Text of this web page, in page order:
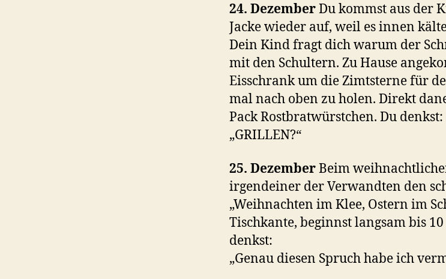
24. DezemberDu kommst aus der
Jacke wieder auf, weil es innen
Dein Kind fragt dich warum der
mit den Schultern. Zu Hause
Eisschrank um die Zimtsterne für
mal nach oben zu holen. Direkt
Pack Rostbratwürstchen. Du denkst:
„GRILLEN?“
25. DezemberBeim
irgendeiner der Verwandten den
„Weihnachten im Klee, Ostern im
Tischkante, beginnst langsam bis
denkst:
„Genau diesen Spruch habe ich